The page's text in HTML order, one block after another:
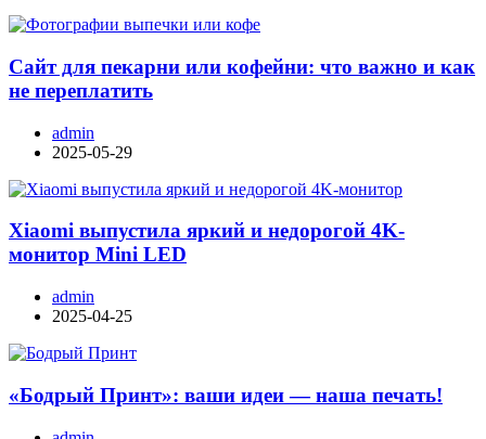
Сайт для пекарни или кофейни: что важно и как
не переплатить
admin
2025-05-29
Xiaomi выпустила яркий и недорогой 4K-
монитор Mini LED
admin
2025-04-25
«Бодрый Принт»: ваши идеи — наша печать!